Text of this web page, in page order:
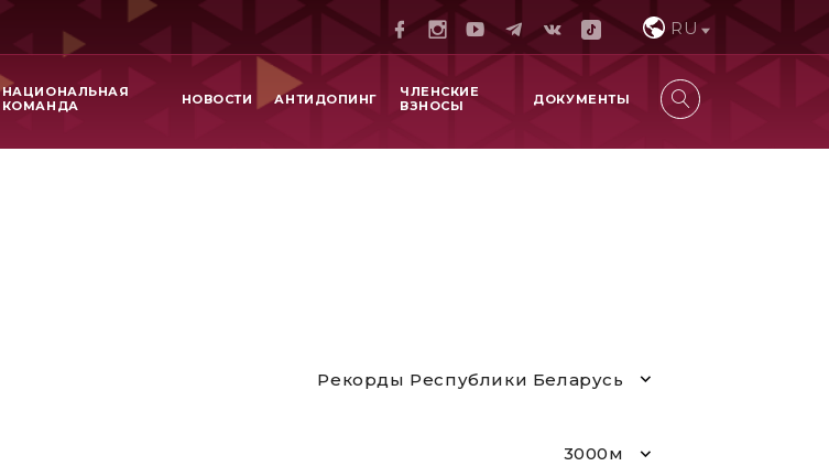
RU
НАЦИОНАЛЬНАЯ
КОМАНДА
НОВОСТИ АНТИДОПИНГ
ЧЛЕНСКИЕ
ВЗНОСЫ
ДОКУМЕНТЫ
Рекорды Республики Беларусь
3000м